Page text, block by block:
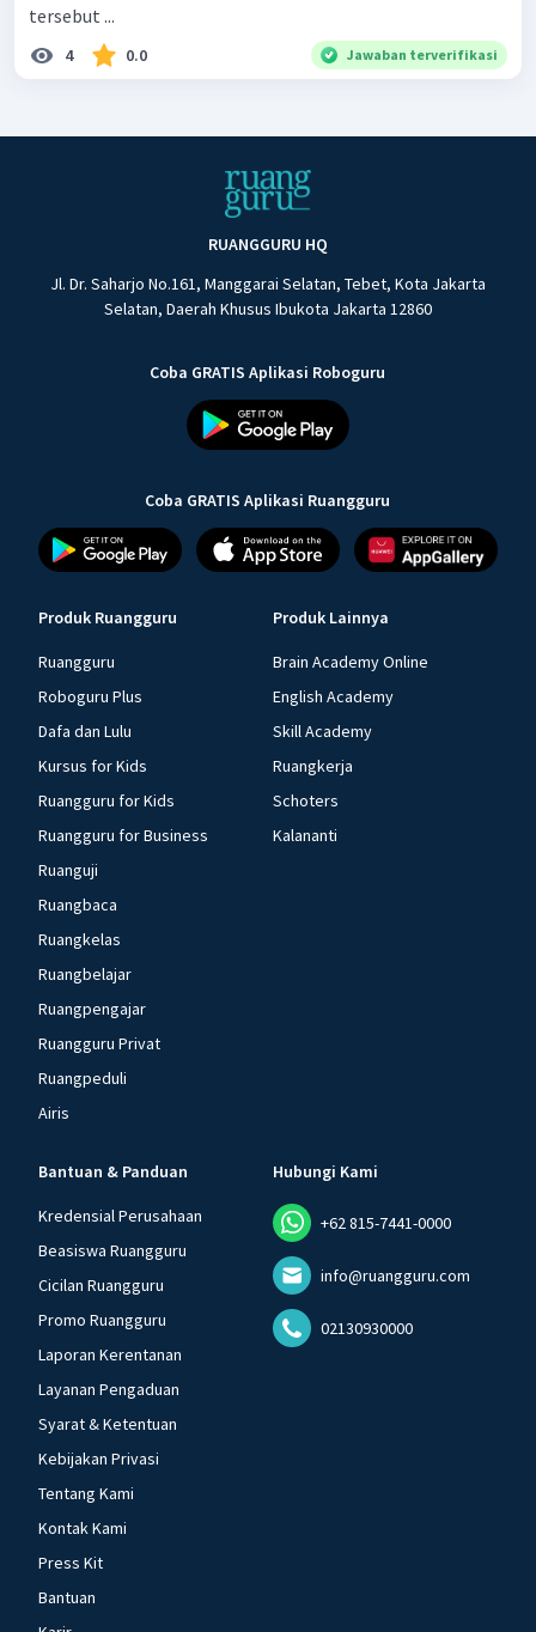
tersebut ...
4 0.0 Jawaban terverifikasi
RUANGGURU HQ
Jl. Dr. Saharjo No.161, Manggarai Selatan, Tebet, Kota Jakarta
Selatan, Daerah Khusus Ibukota Jakarta 12860
Coba GRATIS Aplikasi Roboguru
Coba GRATIS Aplikasi Ruangguru
Produk Ruangguru
Ruangguru
Roboguru Plus
Dafa dan Lulu
Kursus for Kids
Ruangguru for Kids
Ruangguru for Business
Ruanguji
Ruangbaca
Ruangkelas
Ruangbelajar
Ruangpengajar
Ruangguru Privat
Ruangpeduli
Airis
Produk Lainnya
Brain Academy Online
English Academy
Skill Academy
Ruangkerja
Schoters
Kalananti
Bantuan & Panduan
Kredensial Perusahaan
Beasiswa Ruangguru
Cicilan Ruangguru
Promo Ruangguru
Laporan Kerentanan
Layanan Pengaduan
Syarat & Ketentuan
Kebijakan Privasi
Tentang Kami
Kontak Kami
Press Kit
Bantuan
Hubungi Kami
+62 815-7441-0000
info@ruangguru.com
02130930000